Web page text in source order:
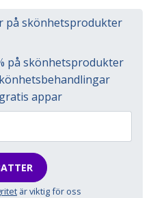
på skönhetsprodukter
på skönhetsprodukter
appar
är viktig för oss